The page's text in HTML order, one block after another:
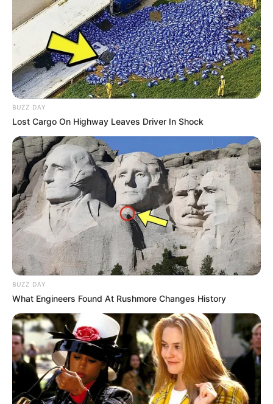
BUZZ DAY
Lost Cargo On Highway Leaves Driver In Shock
BUZZ DAY
What Engineers Found At Rushmore Changes History